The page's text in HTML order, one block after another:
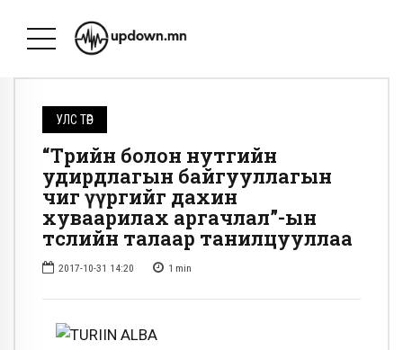
УЛС ТӨР
“Төрийн болон нутгийн
удирдлагын байгууллагын
чиг үүргийг дахин
хуваарилах аргачлал”-ын
төслийн талаар танилцууллаа
2017-10-31 14:20 1 min